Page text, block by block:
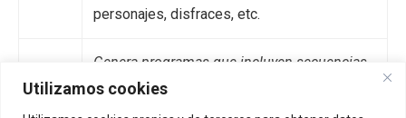
Utilizamos cookies
personajes, disfraces, etc.
Genera programas que incluyen secuencias,
eventos, bucles y condicionales.
lenguaje de programación para generar